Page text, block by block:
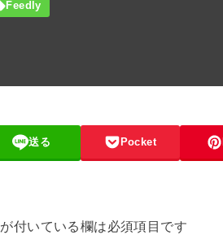
送る Pocket
が付いている欄は必須項目です